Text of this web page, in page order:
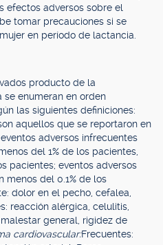
efectos adversos sobre el
tomar precauciones si se
en período de lactancia.
producto de la
enumeran en orden
las siguientes definiciones:
aquellos que se reportaron en
adversos infrecuentes
del 1% de los pacientes,
pacientes; eventos adversos
menos del 0.1% de los
dolor en el pecho, cefalea,
reacción alérgica, celulitis,
general, rigidez de
cardiovascular:Frecuentes: